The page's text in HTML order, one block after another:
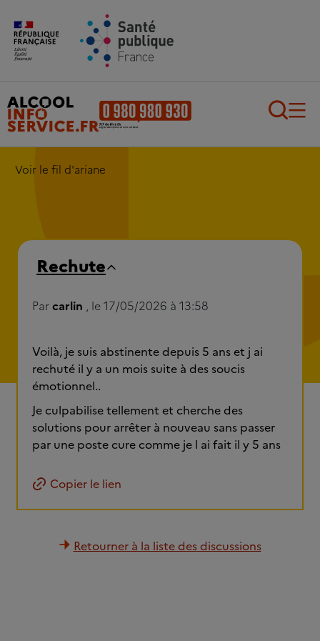
Aller au contenu principal
Voir le fil d'ariane
Rechute
Parcarlin , le 17/05/2026 à 13:58
Voilà, je suis abstinente depuis 5 ans et j ai
rechuté il y a un mois suite à des soucis
émotionnel..
Je culpabilise tellement et cherche des
solutions pour arrêter à nouveau sans passer
par une poste cure comme je l ai fait il y 5 ans
Copier le lien
Retourner à la liste des discussions